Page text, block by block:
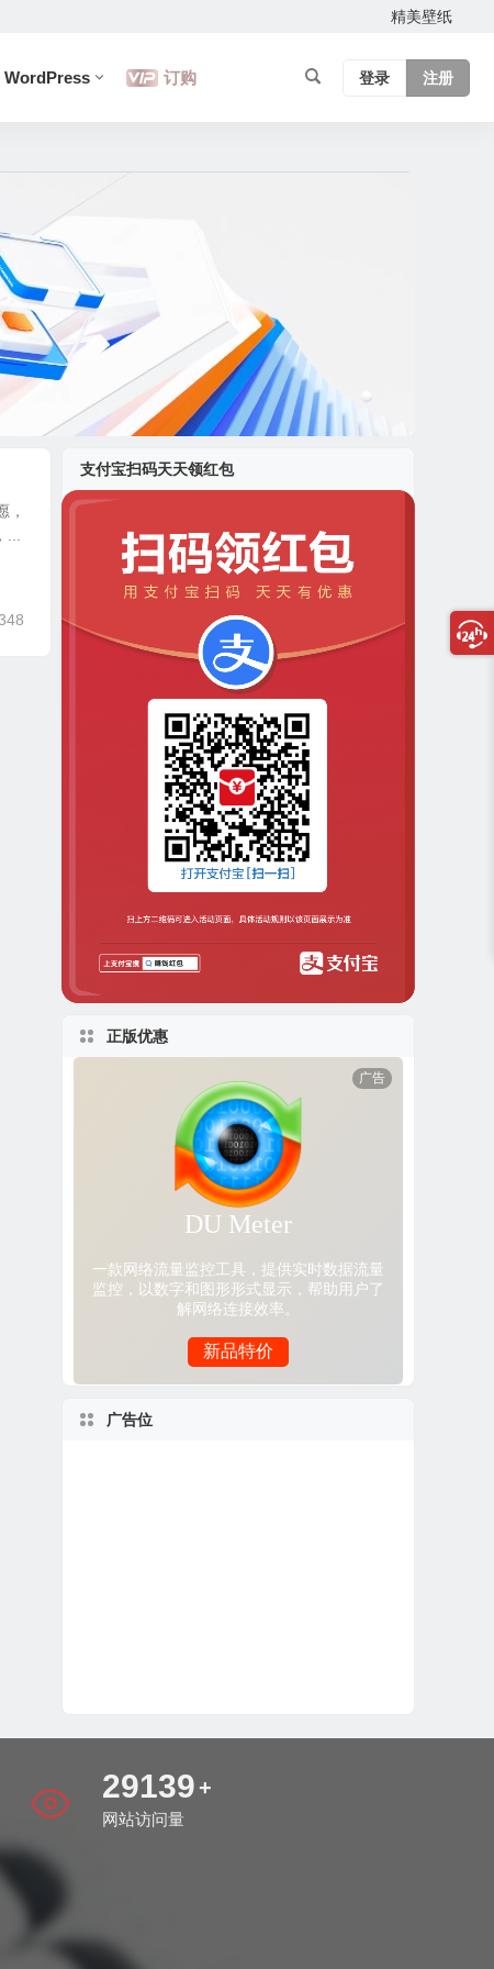
精美壁纸
WordPress 订购 登录 注册
，
支付宝扫码天天领红包
正版优惠
广告位
34030 +
网站访问量